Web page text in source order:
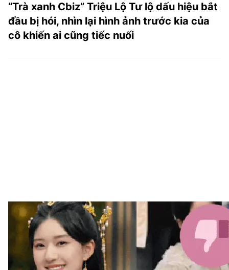
“Trà xanh Cbiz” Triệu Lộ Tư lộ dấu hiệu bắt
đầu bị hói, nhìn lại hình ảnh trước kia của
cô khiến ai cũng tiếc nuối